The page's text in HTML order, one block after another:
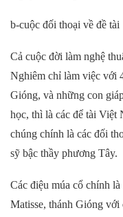
b-cuộc đối thoại về đề tài
Cả cuộc đời làm nghệ
Nghiêm chỉ làm việc với
Gióng, và những con
học, thì là các để tài Việt
chúng chính là các đối
sỹ bậc thầy phương Tây.
Các điệu múa cổ chính
Matisse, thánh Gióng